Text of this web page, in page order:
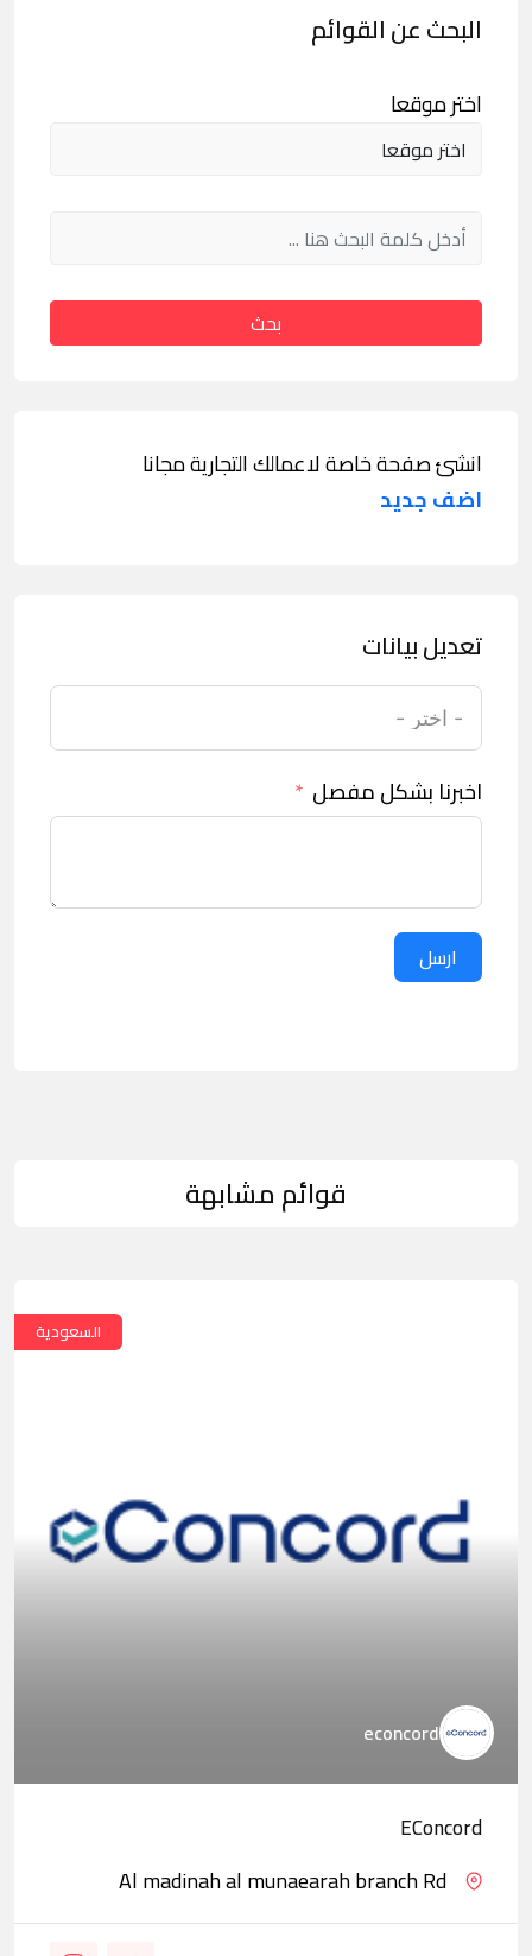
البحث عن القوائم
اختر موقعا
بحث
انشئ صفحة خاصة لاعمالك التجارية مجانا
اضف جديد
تعديل بيانات
اخبرنا بشكل مفصل
ارسل
قوائم مشابهة
السعودية
econcord
EConcord
Al madinah al munaearah branch Rd